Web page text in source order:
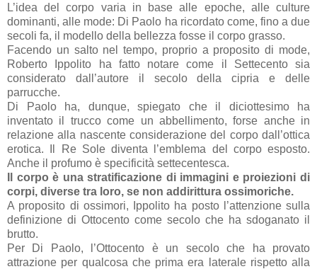
L’idea del corpo varia in base alle epoche, alle culture
dominanti, alle mode: Di Paolo ha ricordato come, fino a due
secoli fa, il modello della bellezza fosse il corpo grasso.
Facendo un salto nel tempo, proprio a proposito di mode,
Roberto Ippolito ha fatto notare come il Settecento sia
considerato dall’autore il secolo della cipria e delle
parrucche.
Di Paolo ha, dunque, spiegato che il diciottesimo ha
inventato il trucco come un abbellimento, forse anche in
relazione alla nascente considerazione del corpo dall’ottica
erotica. Il Re Sole diventa l’emblema del corpo esposto.
Anche il profumo è specificità settecentesca.
Il corpo è una stratificazione di immagini e proiezioni di
corpi, diverse tra loro, se non addirittura ossimoriche.
A proposito di ossimori, Ippolito ha posto l’attenzione sulla
definizione di Ottocento come secolo che ha sdoganato il
brutto.
Per Di Paolo, l’Ottocento è un secolo che ha provato
attrazione per qualcosa che prima era laterale rispetto alla